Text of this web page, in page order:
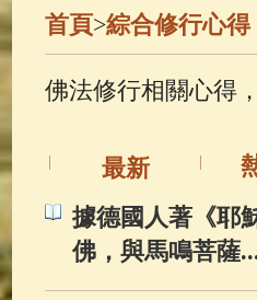
善財童子五
佛典故事(37)
首頁>綜合修行心得
佛法修行相關心得
最新
據德國人著《耶
佛，與馬鳴菩薩